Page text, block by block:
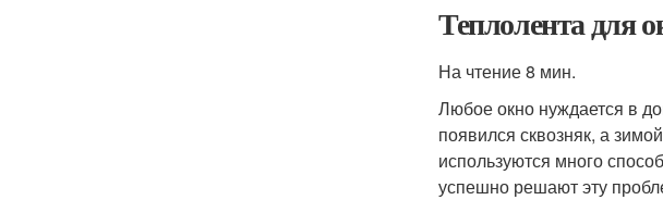
Теплолента для
На чтение 8 мин.
Любое окно нуждается в
появился сквозняк, а
используются много
успешно решают эту